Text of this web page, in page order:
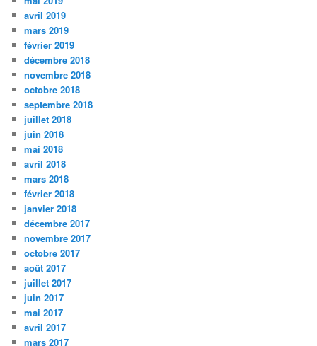
avril 2019
mars 2019
février 2019
décembre 2018
novembre 2018
octobre 2018
septembre 2018
juillet 2018
juin 2018
mai 2018
avril 2018
mars 2018
février 2018
janvier 2018
décembre 2017
novembre 2017
octobre 2017
août 2017
juillet 2017
juin 2017
mai 2017
avril 2017
mars 2017